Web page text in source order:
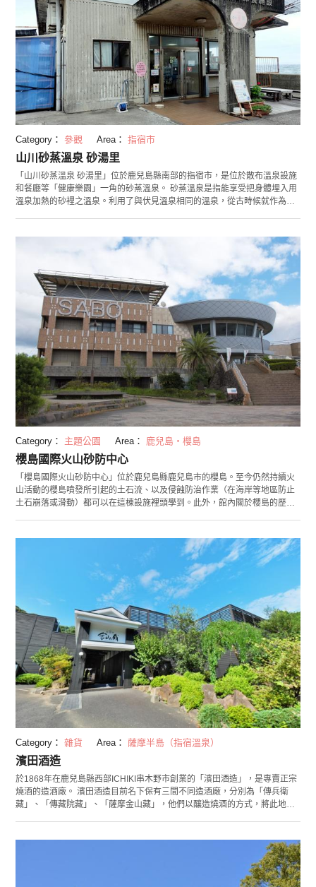
Category： 參觀 Area： 指宿市
山川砂蒸溫泉 砂湯里
「山川砂蒸溫泉 砂湯里」位於鹿兒島縣南部的指宿市，是位於散布溫泉設施
和餐廳等「健康樂園」一角的砂蒸溫泉。 砂蒸溫泉是指能享受把身體埋入用
溫泉加熱的砂裡之溫泉。利用了與伏見溫泉相同的溫泉，從古時候就作為天
音和溫砂包圍，一邊放鬆並重振身心，在做完砂浴後，在當地人也自傲的
「伏目溫泉」沐浴，度過極致幸福的時間。溫泉的熱和砂子重疊之下流出的
汗，可以排出身體中的毒素，令人期待排毒的效果。 另外，鄰接的「玉手箱
溫泉」為一有名的絕景露天溫泉。有著可以遠望開聞岳的「和風露天溫
泉」，和可以眺望竹山（史努比山）與海的「絕景露天溫泉」，每個都可以
讓你沉浸在溫暖的溫泉之中，在自然的大全景中放鬆身心。 可以好好享受砂
蒸溫泉和絕景露天溫泉這兩項溫泉溫泉，好好享受這奢侈的時間吧！
Category： 主題公園 Area： 鹿兒島・櫻島
櫻島國際火山砂防中心
「櫻島國際火山砂防中心」位於鹿兒島縣鹿兒島市的櫻島。至今仍然持續火
山活動的櫻島噴發所引起的土石流、以及侵蝕防治作業（在海岸等地區防止
土石崩落或滑動）都可以在這棟設施裡頭學到。此外，館內關於櫻島的歷
島的災害時的避難設施，扮演重要角色。它守護著櫻島居民的生活和安全，
並且向人們傳達大自然壯觀又令人敬畏的一面，是棟獨一無二的設施。
Category： 雜貨 Area： 薩摩半島（指宿溫泉）
濱田酒造
於1868年在鹿兒島縣西部ICHIKI串木野市創業的「濱田酒造」，是專賣正宗
燒酒的造酒廠。 濱田酒造目前名下保有三間不同造酒廠，分別為「傳兵衛
藏」、「傳藏院藏」、「薩摩金山藏」，他們以釀造燒酒的方式，將此地悠
頭釀造燒酒的製酒廠。由於每間酒廠別具不同特色，所以釀造出的燒酒風味
也都不盡相同，其中傳兵衛藏與薩摩金山藏可以直接購買燒酒回家，故適合
當購買伴手禮的好去處。 每間酒廠都會定期舉辦不同的活動，同時也有只能
在活動中才能購買到的限定好酒，若時間充足不妨多多確認相關資訊。 圖為